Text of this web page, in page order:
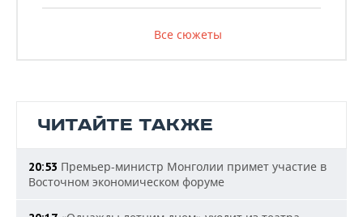
Все сюжеты
ЧИТАЙТЕ ТАКЖЕ
20:53 Премьер-министр Монголии примет участие в
Восточном экономическом форуме